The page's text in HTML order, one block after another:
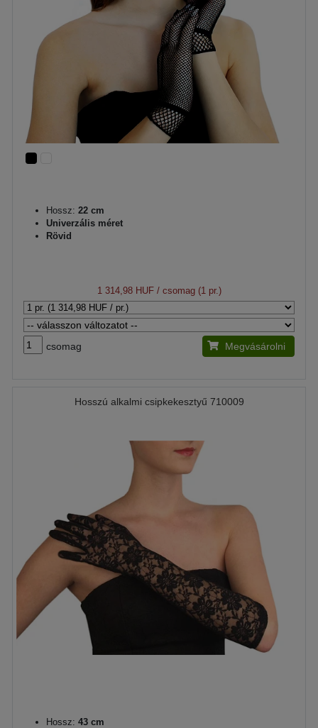
Hossz: 22 cm
Univerzális méret
Rövid
1 314,98 HUF/ csomag (1 pr.)
csomag Megvásárolni
Hosszú alkalmi csipkekesztyű 710009
Hossz: 43 cm